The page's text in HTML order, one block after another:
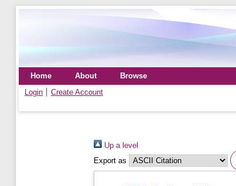
Home About
Browse
Login
Create Account
Up a level
Export as